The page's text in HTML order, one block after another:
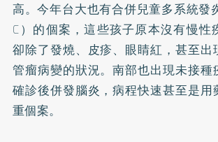
高。今年台大也有合併兒童多系統發
C）的個案，這些孩子原本沒有慢性
卻除了發燒、皮疹、眼睛紅，甚至出
管瘤病變的狀況。南部也出現未接種
確診後併發腦炎，病程快速甚至是用
重個案。